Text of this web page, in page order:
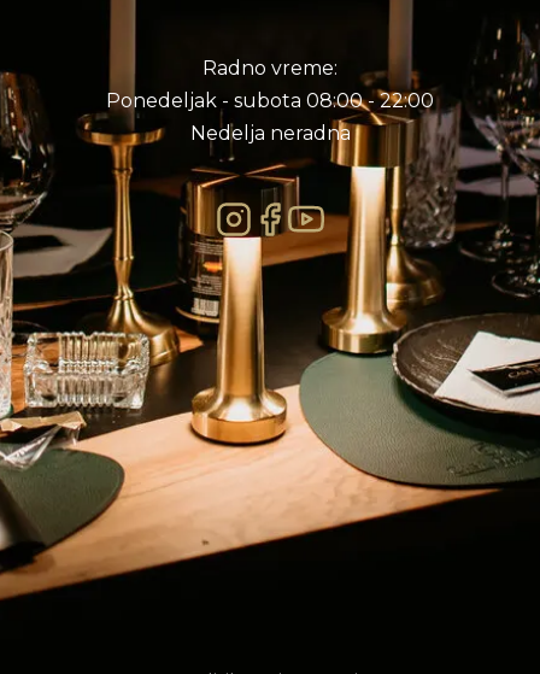
Radno vreme:
Ponedeljak - subota 08:00 - 22:00
Nedelja neradna